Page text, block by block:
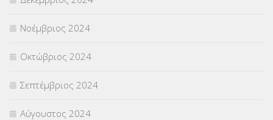
Νοέμβριος 2024
Οκτώβριος 2024
Σεπτέμβριος 2024
Αύγουστος 2024